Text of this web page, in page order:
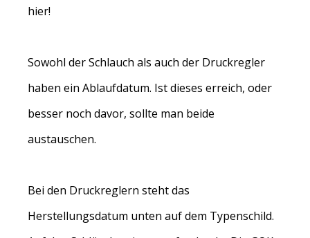
hier!
Sowohl der Schlauch als auch der Druckregler
haben ein Ablaufdatum. Ist dieses erreich, oder
besser noch davor, sollte man beide
austauschen.
Bei den Druckreglern steht das
Herstellungsdatum unten auf dem Typenschild.